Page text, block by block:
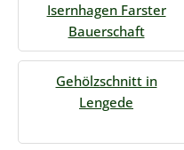
Isernhagen Farster
Bauerschaft
Gehölzschnitt in
Lengede